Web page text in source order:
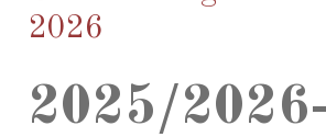
2026
2025/